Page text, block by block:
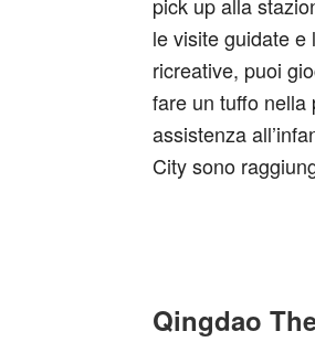
le visite guidate
ricreative, puoi
fare un tuffo nella
assistenza
City sono
Qingdao